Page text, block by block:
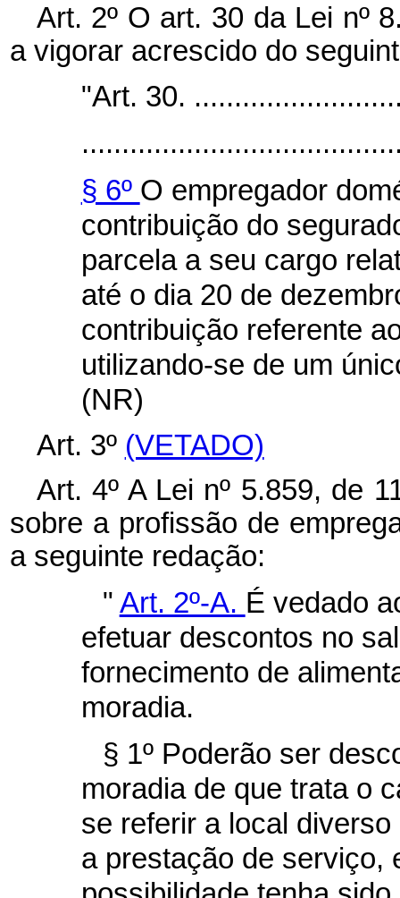
Art. 2º O art. 30 da Lei nº
a vigorar acrescido do
"Art. 30.
§ 6º O empregador
contribuição do
parcela a seu cargo
até o dia 20 de
contribuição referente
utilizando-se de um
(NR)
Art. 3º (VETADO)
Art. 4º A Lei nº 5.859, de
sobre a profissão de
a seguinte redação:
" Art. 2º-A. É vedado
efetuar descontos no
fornecimento de
moradia.
§ 1º Poderão ser
moradia de que trata o
se referir a local
a prestação de serviço,